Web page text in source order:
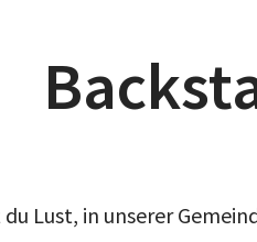
du Lust, in unserer